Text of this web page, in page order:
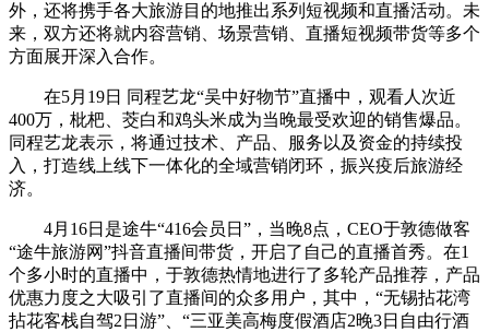
外，还将携手各大旅游目的地推出系列短视频和直播活动。未
来，双方还将就内容营销、场景营销、直播短视频带货等多个
方面展开深入合作。
在5月19日 同程艺龙“吴中好物节”直播中，观看人次近
400万，枇杷、茭白和鸡头米成为当晚最受欢迎的销售爆品。
同程艺龙表示，将通过技术、产品、服务以及资金的持续投
入，打造线上线下一体化的全域营销闭环，振兴疫后旅游经
济。
4月16日是途牛“416会员日”，当晚8点，CEO于敦德做客
“途牛旅游网”抖音直播间带货，开启了自己的直播首秀。在1
个多小时的直播中，于敦德热情地进行了多轮产品推荐，产品
优惠力度之大吸引了直播间的众多用户，其中，“无锡拈花湾
拈花客栈自驾2日游”、“三亚美高梅度假酒店2晚3日自由行酒